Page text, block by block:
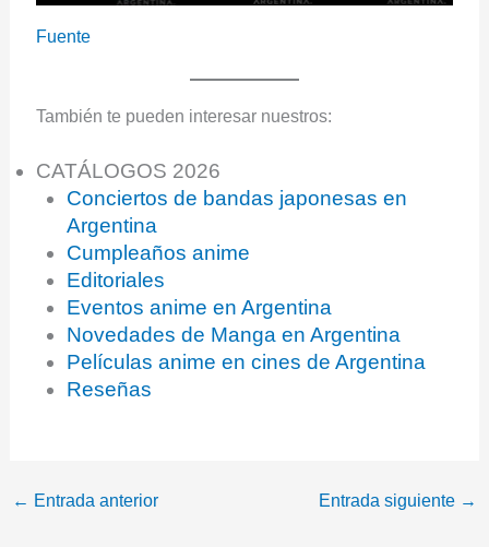
Fuente
También te pueden interesar nuestros:
CATÁLOGOS 2026
Conciertos de bandas japonesas en
Argentina
Cumpleaños anime
Editoriales
Eventos anime en Argentina
Novedades de Manga en Argentina
Películas anime en cines de Argentina
Reseñas
← Entrada anterior Entrada siguiente →